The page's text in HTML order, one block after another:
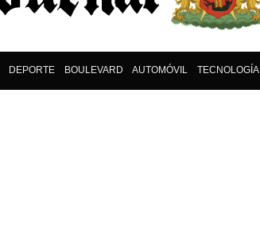
DEPORTE BOULEVARD AUTOMÓVIL TECNOLOGÍA